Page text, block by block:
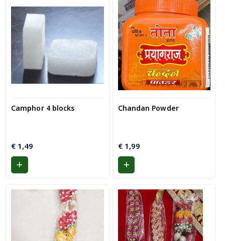
Camphor 4 blocks
€ 1,49
Chandan Powder
€1,99